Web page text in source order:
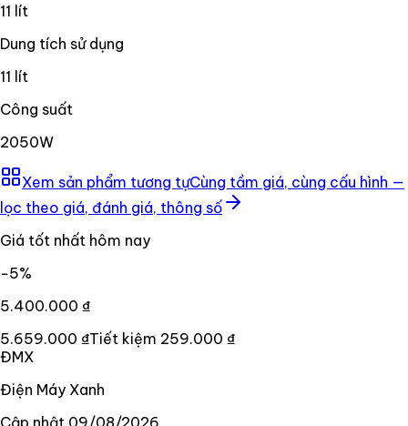
11 lít
Dung tích sử dụng
11 lít
Công suất
2050W
Xem sản phẩm tương tựCùng tầm giá, cùng cấu hình —
lọc theo giá, đánh giá, thông số
Giá tốt nhất hôm nay
−5%
5.400.000 ₫
5.659.000 ₫Tiết kiệm 259.000 ₫
ĐMX
Điện Máy Xanh
Cập nhật 09/08/2026